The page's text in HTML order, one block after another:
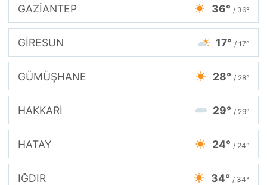
GAZİANTEP 36° / 36°
GİRESUN 17° / 17°
GÜMÜŞHANE 28° / 28°
HAKKARİ 29° / 29°
HATAY 24° / 24°
IĞDIR 34° / 34°